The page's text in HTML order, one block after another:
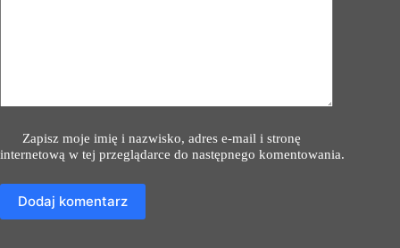
Zapisz moje imię i nazwisko, adres e-mail i stronę
internetową w tej przeglądarce do następnego komentowania.
Dodaj komentarz